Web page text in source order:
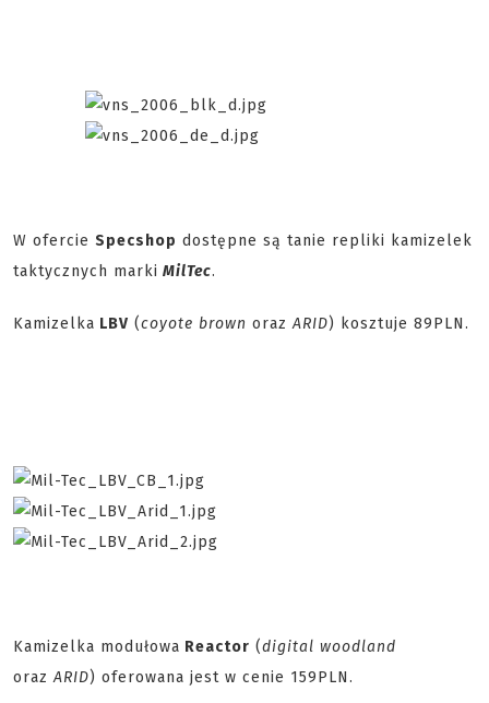
W ofercie Specshop dostępne są tanie repliki kamizelek
taktycznych marki MilTec.
Kamizelka LBV (coyote brown orazARID) kosztuje 89PLN.
Kamizelka modułowa Reactor (digital woodland
orazARID) oferowana jest w cenie 159PLN.